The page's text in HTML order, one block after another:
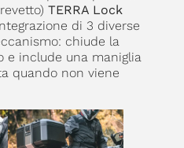
TERRA Lock
di 3 diverse
chiude la
e include una maniglia
quando non viene